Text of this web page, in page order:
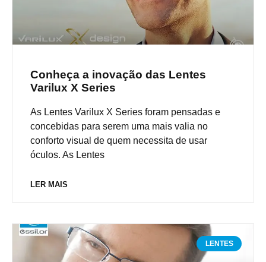
Conheça a inovação das Lentes
Varilux X Series
As Lentes Varilux X Series foram pensadas e
concebidas para serem uma mais valia no
conforto visual de quem necessita de usar
óculos. As Lentes
LER MAIS
LENTES